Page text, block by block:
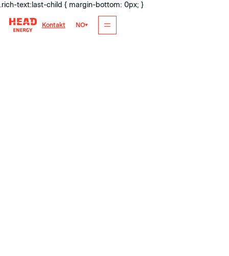
.rich-text:last-child { margin-bottom: 0px; }
Kontakt NO